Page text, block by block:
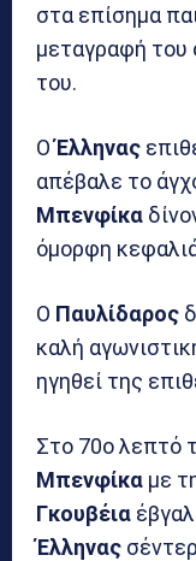
στα επίσημα
μεταγραφή του
του.
ΟΈλληνας
απέβαλε το
Μπενφίκα
όμορφη
Ο Παυλίδαρος
καλή
ηγηθεί της
Στο 70ο λεπτό
Μπενφίκα με
Γκουβέια
Έλληνας